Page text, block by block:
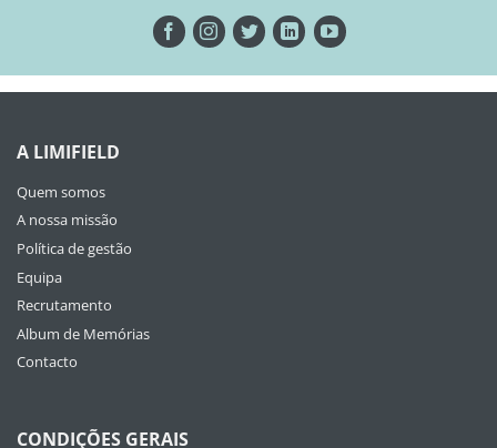
A LIMIFIELD
Quem somos
A nossa missão
Política de gestão
Equipa
Recrutamento
Album de Memórias
Contacto
CONDIÇÕES GERAIS